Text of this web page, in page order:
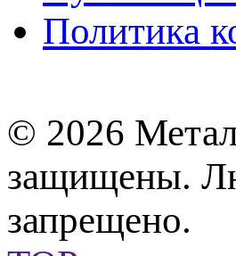
Политика
© 2026
защищены.
запрещено.